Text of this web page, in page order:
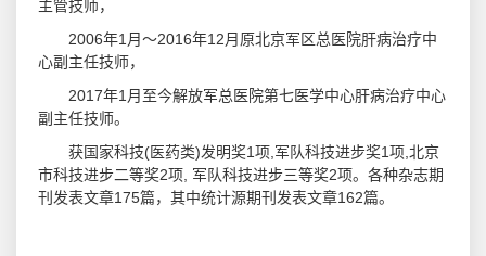
主管技师，
2006年1月～2016年12月原北京军区总医院肝病治疗中
心副主任技师，
2017年1月至今解放军总医院第七医学中心肝病治疗中心
副主任技师。
获国家科技(医药类)发明奖1项,军队科技进步奖1项,北京
市科技进步二等奖2项, 军队科技进步三等奖2项。各种杂志期
刊发表文章175篇，其中统计源期刊发表文章162篇。